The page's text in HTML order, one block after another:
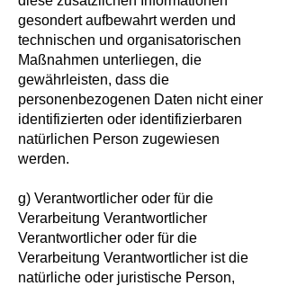
gesondert aufbewahrt werden und
technischen und organisatorischen
Maßnahmen unterliegen, die
gewährleisten, dass die
personenbezogenen Daten nicht einer
identifizierten oder identifizierbaren
natürlichen Person zugewiesen
werden.
g) Verantwortlicher oder für die
Verarbeitung Verantwortlicher
Verantwortlicher oder für die
Verarbeitung Verantwortlicher ist die
natürliche oder juristische Person,